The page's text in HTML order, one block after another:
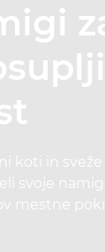
koti in
svoje
mestne